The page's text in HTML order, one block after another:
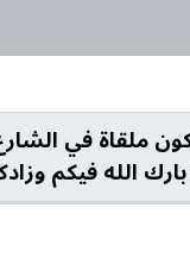
تكون ملقاة في
الله فيكم